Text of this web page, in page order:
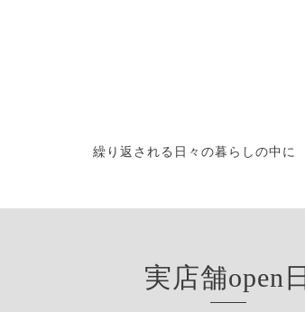
繰り返される日々の暮らしの中
実店舗open日